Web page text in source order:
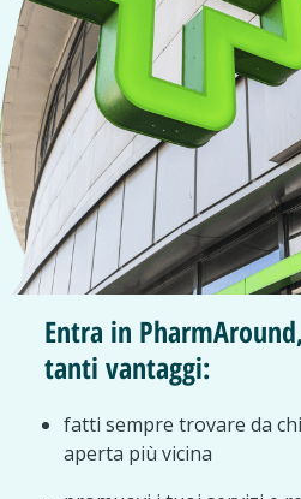
Entra in
tanti vantaggi:
fatti sempre trovare da
aperta più vicina